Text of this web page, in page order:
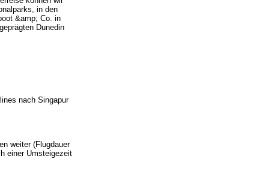
in den
&amp; Co. in
Dunedin
nach Singapur
weiter (Flugdauer
einer Umsteigezeit